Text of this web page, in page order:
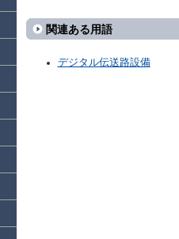
関連ある用語
デジタル伝送路設備